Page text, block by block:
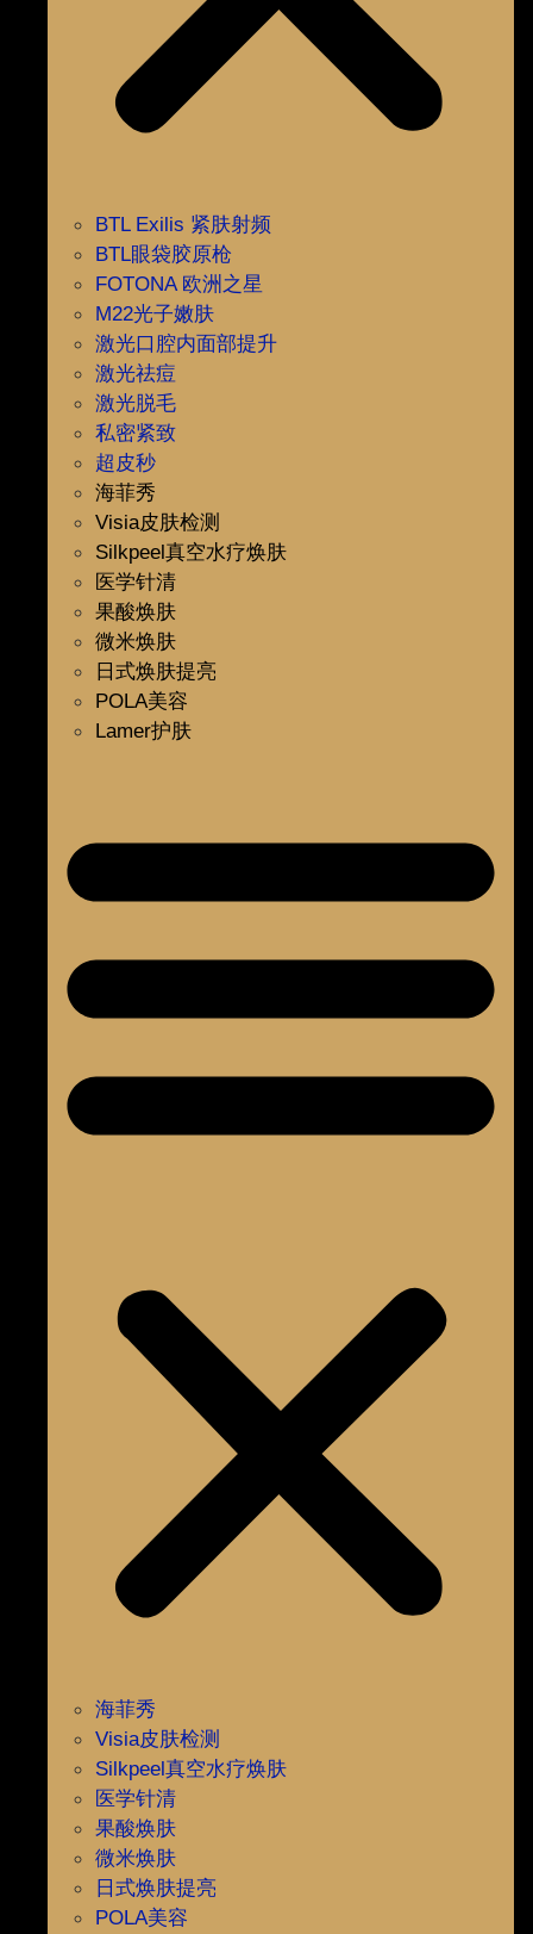
BTL Exilis 紧肤射频
BTL眼袋胶原枪
FOTONA 欧洲之星
M22光子嫩肤
激光口腔内面部提升
激光祛痘
激光脱毛
私密紧致
超皮秒
海菲秀
Visia皮肤检测
Silkpeel真空水疗焕肤
医学针清
果酸焕肤
微米焕肤
日式焕肤提亮
POLA美容
Lamer护肤
海菲秀
Visia皮肤检测
Silkpeel真空水疗焕肤
医学针清
果酸焕肤
微米焕肤
日式焕肤提亮
POLA美容